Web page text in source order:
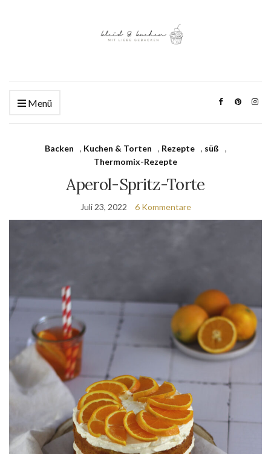
Menü
Backen , Kuchen & Torten , Rezepte , süß
,
Thermomix-Rezepte
Aperol-Spritz-Torte
Juli 23, 2022 6 Kommentare